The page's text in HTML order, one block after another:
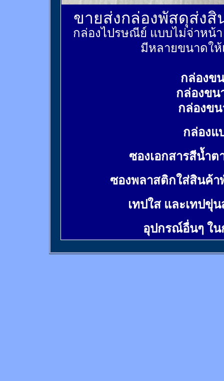
ขายส่งกล่องพัสดุส่ง
กล่องไปรษณีย์ แบบไม่จ่าหน้
มีหลายขนาดให้
กล่องข
กล่องขน
กล่องข
กล่องแ
ซองเอกสารสีน้ำต
ซองพลาสติกใส่สินค้า
เทปใส และเทปขุ่
อุปกรณ์อื่นๆ ใ